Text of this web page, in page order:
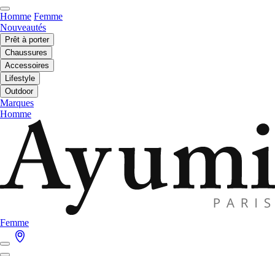
Homme Femme
Nouveautés
Prêt à porter
Chaussures
Accessoires
Lifestyle
Outdoor
Marques
Homme
Femme